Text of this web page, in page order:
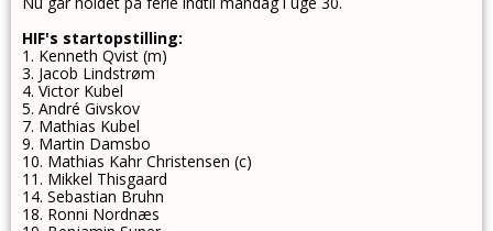
HIF's startopstilling:
1. Kenneth Qvist (m)
3. Jacob Lindstrøm
4. Victor Kubel
5. André Givskov
7. Mathias Kubel
9. Martin Damsbo
10. Mathias Kahr Christensen (c)
11. Mikkel Thisgaard
14. Sebastian Bruhn
18. Ronni Nordnæs